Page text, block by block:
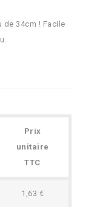
de 34cm ! Facile
Prix
unitaire
TTC
1,63 €